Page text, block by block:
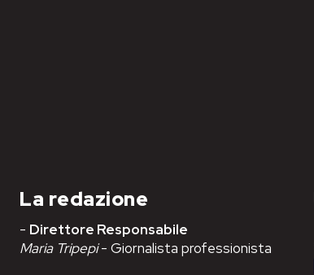
La redazione
- Direttore Responsabile
Maria Tripepi- Giornalista professionista